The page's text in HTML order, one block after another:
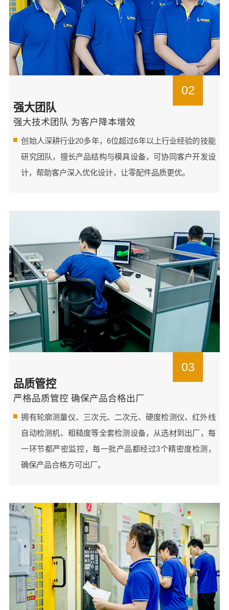
02
强大团队
强大技术团队 为客户降本增效
创始人深耕行业20多年，6位超过6年以上行业经验的技能
研究团队，擅长产品结构与模具设备，可协同客户开发设
计，帮助客户深入优化设计，让零配件品质更优。
03
品质管控
严格品质管控 确保产品合格出厂
拥有轮廓测量仪、三次元、二次元、硬度检测仪、红外线
自动检测机、粗糙度等全套检测设备，从选材到出厂，每
一环节都严密监控，每一批产品都经过3个精密度检测，
确保产品合格方可出厂。